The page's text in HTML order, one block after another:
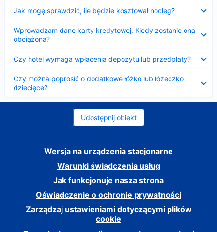
Jak mogę sprawdzić, ile będzie kosztował nocleg?
Wprowadzam dane karty kredytowej. Kiedy zostanie ona
obciążona?
Czy hotel wymaga wpłacenia depozytu lub przedpłaty?
Czy można poprosić o dodatkowe łóżko lub łóżeczko
dziecięce?
Udostępnij obiekt
Wersja na urządzenia stacjonarne
Warunki świadczenia usług
Jak funkcjonuje nasza strona
Oświadczenie o ochronie prywatności
Zarządzaj ustawieniami dotyczącymi plików
cookie